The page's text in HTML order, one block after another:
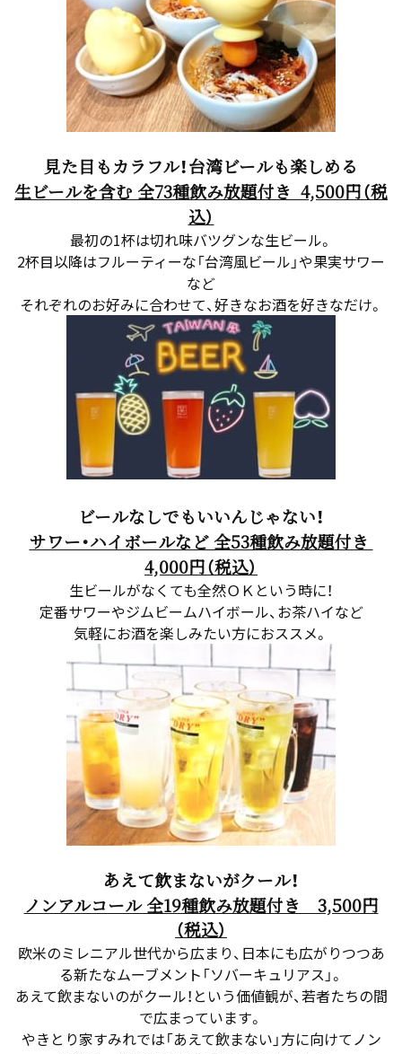
見た目もカラフル！台湾ビールも楽しめる
生ビールを含む 全73種飲み放題付き 4,500円（税
込）
最初の1杯は切れ味バツグンな生ビール。
2杯目以降はフルーティーな「台湾風ビール」や果実サワー
など
それぞれのお好みに合わせて、好きなお酒を好きなだけ。
ビールなしでもいいんじゃない！
サワー・ハイボールなど 全53種飲み放題付き
4,000円（税込）
生ビールがなくても全然ＯＫという時に！
定番サワーやジムビームハイボール、お茶ハイなど
気軽にお酒を楽しみたい方におススメ。
あえて飲まないがクール！
ノンアルコール 全19種飲み放題付き 3,500円
（税込）
欧米のミレニアル世代から広まり、日本にも広がりつつあ
る新たなムーブメント「ソバーキュリアス」。
あえて飲まないのがクール！という価値観が、若者たちの間
で広まっています。
やきとり家すみれでは「あえて飲まない」方に向けてノン